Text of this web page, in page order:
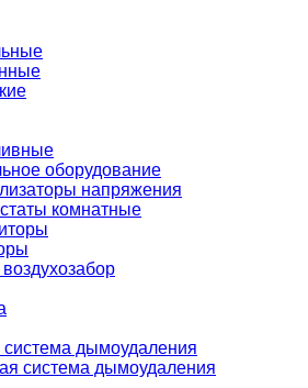
оборудование
напряжения
комнатные
система дымоудаления
система дымоудаления